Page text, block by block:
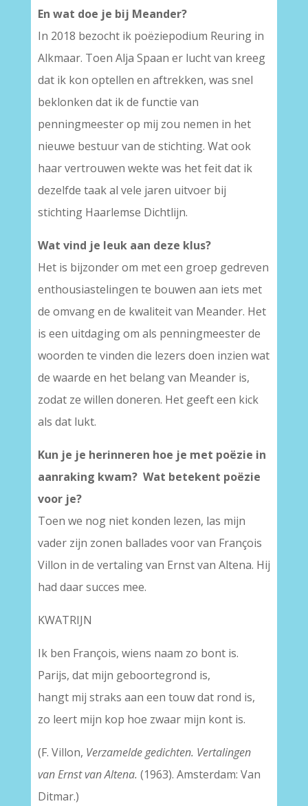
En wat doe je bij Meander?
In 2018 bezocht ik poëziepodium Reuring in
Alkmaar. Toen Alja Spaan er lucht van kreeg
dat ik kon optellen en aftrekken, was snel
beklonken dat ik de functie van
penningmeester op mij zou nemen in het
nieuwe bestuur van de stichting. Wat ook
haar vertrouwen wekte was het feit dat ik
dezelfde taak al vele jaren uitvoer bij
stichting Haarlemse Dichtlijn.
Wat vind je leuk aan deze klus?
Het is bijzonder om met een groep gedreven
enthousiastelingen te bouwen aan iets met
de omvang en de kwaliteit van Meander. Het
is een uitdaging om als penningmeester de
woorden te vinden die lezers doen inzien wat
de waarde en het belang van Meander is,
zodat ze willen doneren. Het geeft een kick
als dat lukt.
Kun je je herinneren hoe je met poëzie in
aanraking kwam? Wat betekent poëzie
voor je?
Toen we nog niet konden lezen, las mijn
vader zijn zonen ballades voor van François
Villon in de vertaling van Ernst van Altena. Hij
had daar succes mee.
KWATRIJN
Ik ben François, wiens naam zo bont is.
Parijs, dat mijn geboortegrond is,
hangt mij straks aan een touw dat rond is,
zo leert mijn kop hoe zwaar mijn kont is.
(F. Villon, Verzamelde gedichten. Vertalingen
van Ernst van Altena. (1963). Amsterdam: Van
Ditmar.)